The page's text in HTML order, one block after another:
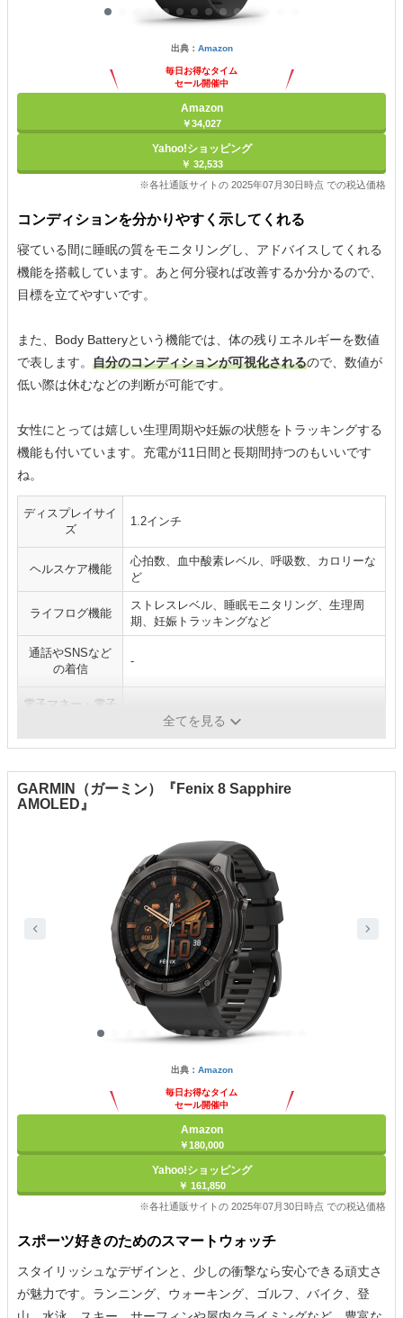
出典： Amazon
毎日お得なタイム
セール開催中
Amazon
￥34,027
Yahoo!ショッピング
￥ 32,533
※各社通販サイトの 2025年07月30日時点 での税込価格
コンディションを分かりやすく示してくれる
寝ている間に睡眠の質をモニタリングし、アドバイスしてくれる
機能を搭載しています。あと何分寝れば改善するか分かるので、
目標を立てやすいです。
また、Body Batteryという機能では、体の残りエネルギーを数値
で表します。 自分のコンディションが可視化されるので、数値が
低い際は休むなどの判断が可能です。
女性にとっては嬉しい生理周期や妊娠の状態をトラッキングする
機能も付いています。充電が11日間と長期間持つのもいいです
ね。
ディスプレイサイ
ズ
1.2インチ
ヘルスケア機能
心拍数、血中酸素レベル、呼吸数、カロリーな
ど
ライフログ機能
ストレスレベル、睡眠モニタリング、生理周
期、妊娠トラッキングなど
通話やSNSなど
の着信
-
電子マネー・電子
Suica、Gamin Pay（Visaタッチ）
全てを見る
GARMIN（ガーミン）『Fenix 8 Sapphire
AMOLED』
出典： Amazon
毎日お得なタイム
セール開催中
Amazon
￥180,000
Yahoo!ショッピング
￥ 161,850
※各社通販サイトの 2025年07月30日時点 での税込価格
スポーツ好きのためのスマートウォッチ
スタイリッシュなデザインと、少しの衝撃なら安心できる頑丈さ
が魅力です。ランニング、ウォーキング、ゴルフ、バイク、登